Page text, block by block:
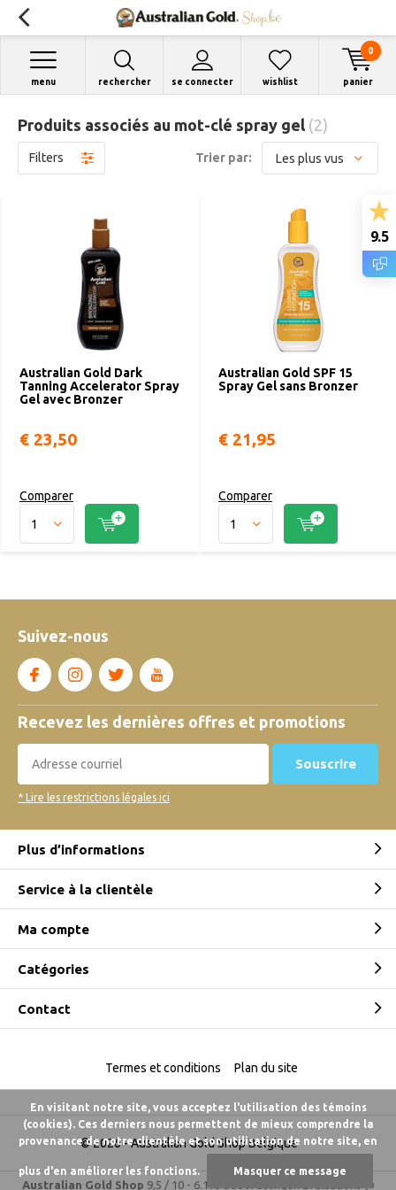
rechercher se connecter
menu wishlist panier
0
Produits associés au mot-clé spray gel (2)
Filters Trier par:
Australian Gold Dark
Tanning Accelerator Spray
Gel avec Bronzer
€ 23,50
Comparer
Australian Gold SPF 15
Spray Gel sans Bronzer
€ 21,95
Comparer
Suivez-nous
Recevez les dernières offres et promotions
Souscrire
* Lire les restrictions légales ici
Plus d’informations
Service à la clientèle
Ma compte
Catégories
Contact
© 2026 -Australian Gold Shop Belgique
Termes et conditions Plan du site
Australian Gold Shop 9,5 / 10- 6.175 beoordelingen Évaluations @
9.5
En visitant notre site, vous acceptez l'utilisation des témoins
(cookies). Ces derniers nous permettent de mieux comprendre la
provenance de notre clientèle et son utilisation de notre site, en
plus d'en améliorer les fonctions. Masquer ce message